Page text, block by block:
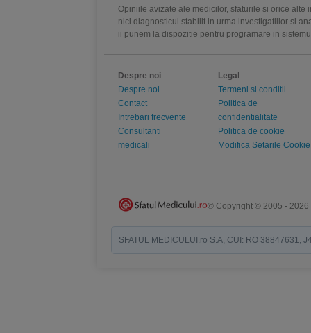
Opiniile avizate ale medicilor, sfaturile si orice
nici diagnosticul stabilit in urma investigatiilor si
ii punem la dispozitie pentru programare in
Despre noi
Despre noi
Contact
Intrebari frecvente
Consultanti
medicali
Legal
Termeni si conditii
Politica de
confidentialitate
Politica de cookie
Modifica Setarile Cookie
© Copyright © 2005 - 2026
SFATUL MEDICULUI.ro S.A, CUI: RO 38847631,